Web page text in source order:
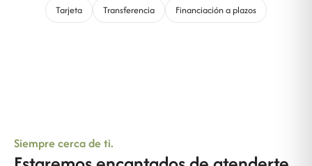
Tarjeta
Transferencia Financiación a plazos
Siempre cerca de ti.